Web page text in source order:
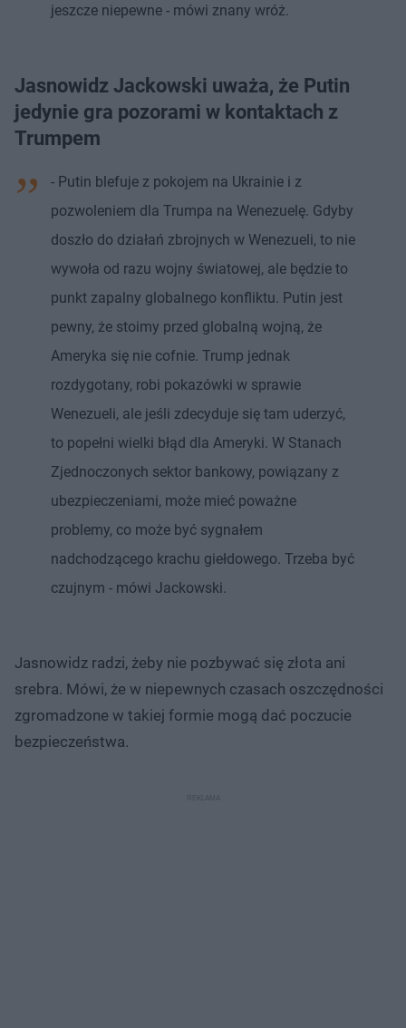
jeszcze niepewne - mówi znany wróż.
Jasnowidz Jackowski uważa, że Putin
jedynie gra pozorami w kontaktach z
Trumpem
- Putin blefuje z pokojem na Ukrainie i z
pozwoleniem dla Trumpa na Wenezuelę. Gdyby
doszło do działań zbrojnych w Wenezueli, to nie
wywoła od razu wojny światowej, ale będzie to
punkt zapalny globalnego konfliktu. Putin jest
pewny, że stoimy przed globalną wojną, że
Ameryka się nie cofnie. Trump jednak
rozdygotany, robi pokazówki w sprawie
Wenezueli, ale jeśli zdecyduje się tam uderzyć,
to popełni wielki błąd dla Ameryki. W Stanach
Zjednoczonych sektor bankowy, powiązany z
ubezpieczeniami, może mieć poważne
problemy, co może być sygnałem
nadchodzącego krachu giełdowego. Trzeba być
czujnym - mówi Jackowski.
Jasnowidz radzi, żeby nie pozbywać się złota ani
srebra. Mówi, że w niepewnych czasach oszczędności
zgromadzone w takiej formie mogą dać poczucie
bezpieczeństwa.